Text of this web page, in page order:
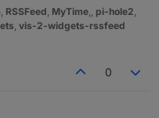
, RSSFeed, MyTime,, pi-hole2,
, vis-2-widgets-rssfeed
0